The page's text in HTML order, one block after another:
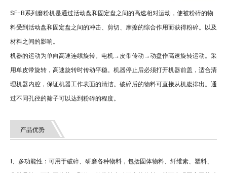
SF-B系列磨粉机是通过活动盘和固定盘之间的高速相对运动，使被粉碎的物
料受到活动盘和固定盘之间的冲击、剪切、摩擦的综合作用而获得粉碎。以及
材料之间的影响。
机器的运动为单向高速连续旋转。电机→皮带传动→动盘作高速旋转运动。采
用单皮带旋转，高速旋转时传动平稳。机器停止后必须打开机器前盖，适合清
理机器内腔，保证机器工作表面的清洁。破碎后的物料可直接从机腹排出。通
过不同孔径的筛子可以达到粉碎的程度。
产品优势
1、多功能性：可用于破碎、研磨各种物料，包括固体物料、纤维素、塑料、